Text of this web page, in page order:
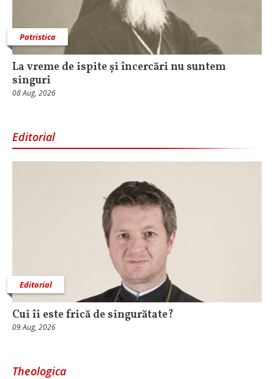
Patristica
La vreme de ispite și încercări nu suntem
singuri
08 Aug, 2026
Editorial
Editorial
Cui îi este frică de singurătate?
09 Aug, 2026
Theologica